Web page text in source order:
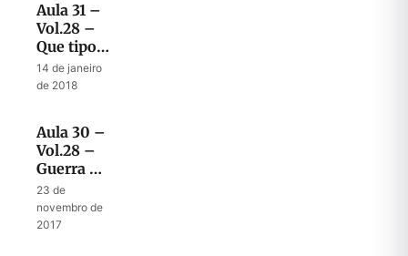
Aula 31 –
Vol.28 –
Que tipos
de
batalha
14 de janeiro
de 2018
Aula 30 –
Vol.28 –
Guerra de
palavras
– Assíria
contra
23 de
novembro de
2017